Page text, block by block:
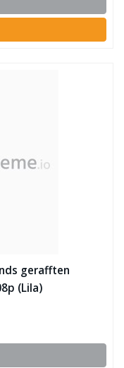
gerafften
(Lila)